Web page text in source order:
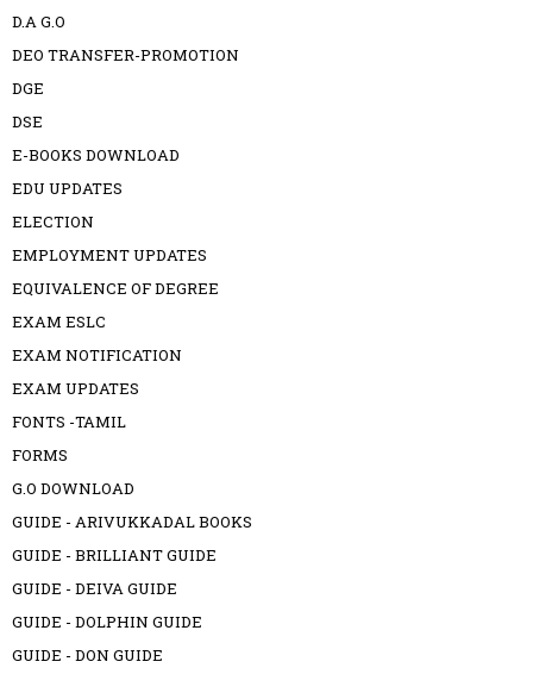
D.A G.O
DEO TRANSFER-PROMOTION
DGE
DSE
E-BOOKS DOWNLOAD
EDU UPDATES
ELECTION
EMPLOYMENT UPDATES
EQUIVALENCE OF DEGREE
EXAM ESLC
EXAM NOTIFICATION
EXAM UPDATES
FONTS -TAMIL
FORMS
G.O DOWNLOAD
GUIDE - ARIVUKKADAL BOOKS
GUIDE - BRILLIANT GUIDE
GUIDE - DEIVA GUIDE
GUIDE - DOLPHIN GUIDE
GUIDE - DON GUIDE